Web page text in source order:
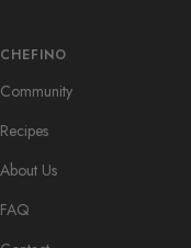
CHEFINO
Community
Recipes
About Us
FAQ